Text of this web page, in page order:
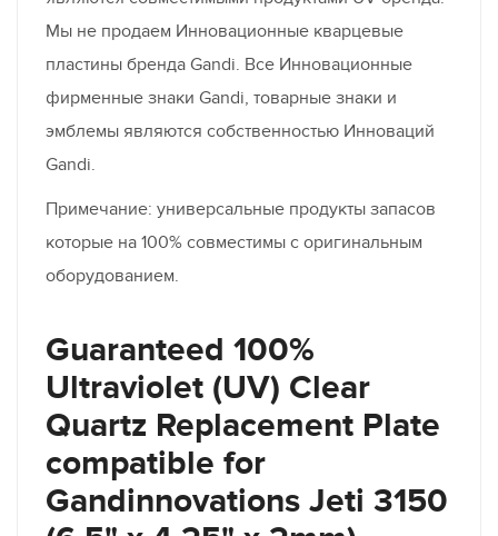
Мы не продаем Инновационные кварцевые
пластины бренда Gandi. Все Инновационные
фирменные знаки Gandi, товарные знаки и
эмблемы являются собственностью Инноваций
Gandi.
Примечание: универсальные продукты запасов
которые на 100% совместимы с оригинальным
оборудованием.
Guaranteed 100%
Ultraviolet (UV) Clear
Quartz Replacement Plate
compatible for
Gandinnovations Jeti 3150